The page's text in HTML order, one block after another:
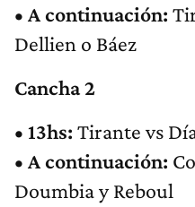
• ⁠A continuación:
Dellien o Báez
Cancha 2
• 13hs: Tirante vs
• ⁠A continuación:
Doumbia y Reboul